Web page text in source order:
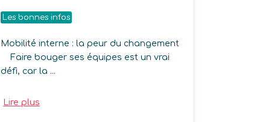
Les bonnes infos
Mobilité interne : la peur du changement
Faire bouger ses équipes est un vrai
défi, car la ...
Lire plus